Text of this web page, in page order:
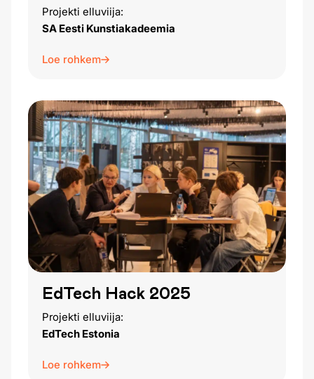
Projekti elluviija:
SA Eesti Kunstiakadeemia
Loe rohkem
EdTech Hack 2025
Projekti elluviija:
EdTech Estonia
Loe rohkem